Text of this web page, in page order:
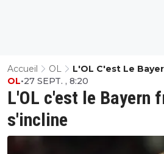
Accueil OL L'OL C'est Le
L'OL c'est le Bayern
s'incline
OL•27 SEPT. , 8:20